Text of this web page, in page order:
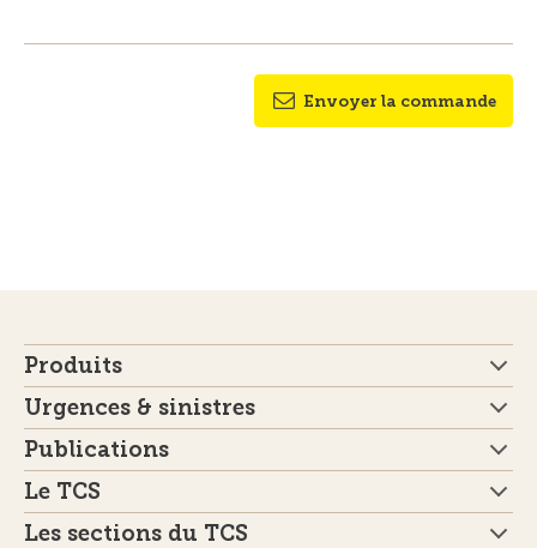
Envoyer la commande
Produits
Urgences & sinistres
Publications
Le TCS
Les sections du TCS